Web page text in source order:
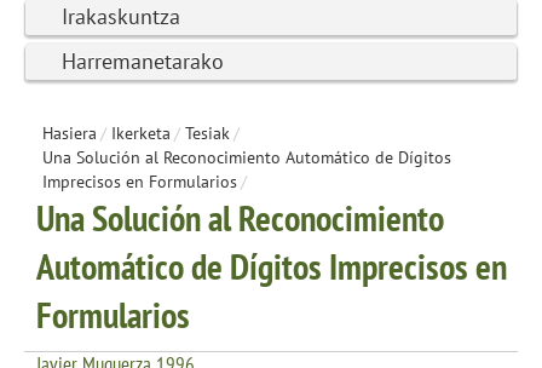
Irakaskuntza
Harremanetarako
Hasiera / Ikerketa / Tesiak/
Una Solución al Reconocimiento Automático de Dígitos
Imprecisos en Formularios/
Una Solución al Reconocimiento
Automático de Dígitos Imprecisos en
Formularios